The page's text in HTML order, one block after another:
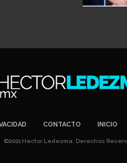
CONTACTO INICIO
©2021 Hector Ledezma. Derechos